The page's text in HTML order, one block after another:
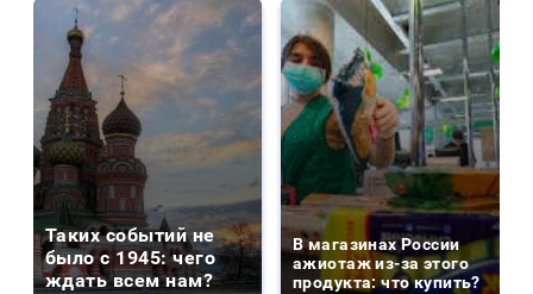
Таких событий не
было с 1945: чего
ждать всем нам?
В магазинах России
ажиотаж из-за этого
продукта: что купить?